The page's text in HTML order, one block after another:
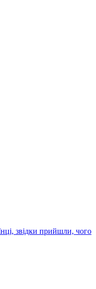
звідки прийшли, чого